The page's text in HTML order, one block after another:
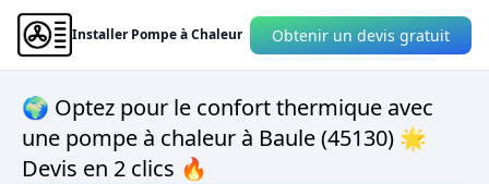
Installer Pompe à Chaleur Obtenir un devis gratuit
🌍 Optez pour le confort thermique avec
une pompe à chaleur à Baule (45130) 🌟
Devis en 2 clics 🔥